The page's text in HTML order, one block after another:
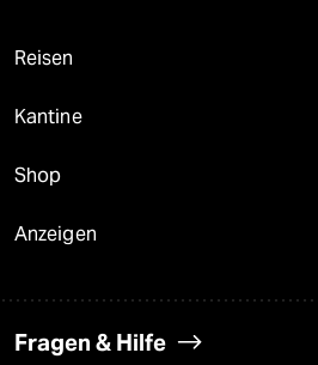
Reisen
Kantine
Shop
Anzeigen
Fragen & Hilfe